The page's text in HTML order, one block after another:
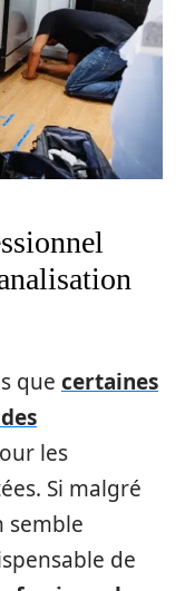
que certaines
les
Si malgré
semble
de